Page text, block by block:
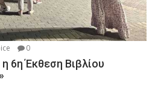
0
6η Έκθεση Βιβλίου